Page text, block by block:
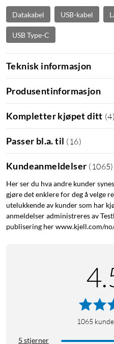
Datakabel USB-kabel
USB Type-C
Teknisk informasjon
Produsentinformasjon
Kompletter kjøpet ditt (4)
Passer bl.a. til ( 16)
Kundeanmeldelser ( 1065)
Her ser du hva andre kunder
gjøre det enklere for deg å velge
utelukkende av kunder som har
anmeldelser administreres av
publisering her www.kjell.com/
1065
5 stjerner